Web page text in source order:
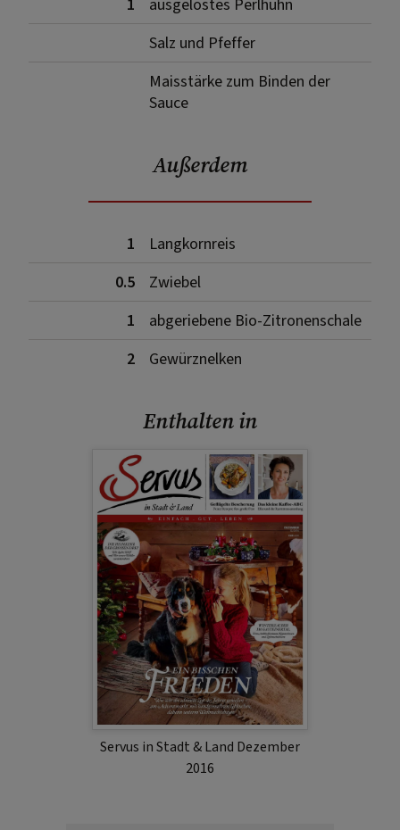
1
ausgelöstes Perlhuhn
Salz und Pfeffer
Maisstärke zum Binden der
Sauce
Außerdem
1
Langkornreis
0.5
Zwiebel
1
abgeriebene Bio-Zitronenschale
2
Gewürznelken
Enthalten in
Servus in Stadt & Land Dezember
2016